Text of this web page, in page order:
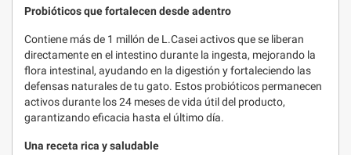
Probióticos que fortalecen desde adentro
Contiene más de 1 millón de L.Casei activos que se liberan
directamente en el intestino durante la ingesta, mejorando la
flora intestinal, ayudando en la digestión y fortaleciendo las
defensas naturales de tu gato. Estos probióticos permanecen
activos durante los 24 meses de vida útil del producto,
garantizando eficacia hasta el último día.
Una receta rica y saludable